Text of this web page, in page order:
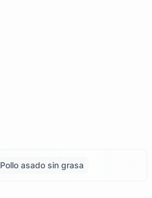
Pollo asado sin grasa